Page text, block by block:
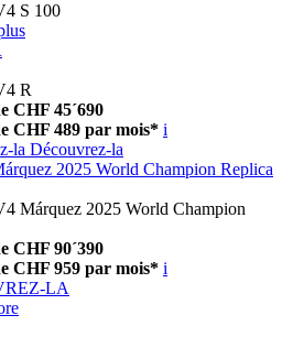
S 100
R
CHF 45´690
CHF 489 par mois* i
la Découvrez-la
2025 World Champion Replica
Márquez 2025 World Champion
CHF 90´390
CHF 959 par mois* i
LA